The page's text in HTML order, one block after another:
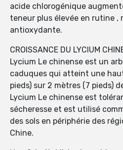
acide chlorogénique
teneur plus élevée en rutine
antioxydante.
CROISSANCE DU LYCIUM
Lycium Le chinense est un
caduques qui atteint une
pieds) sur 2 mètres (7 pieds)
Lycium Le chinense est
sécheresse et est utilisé
des sols en périphérie des
Chine.